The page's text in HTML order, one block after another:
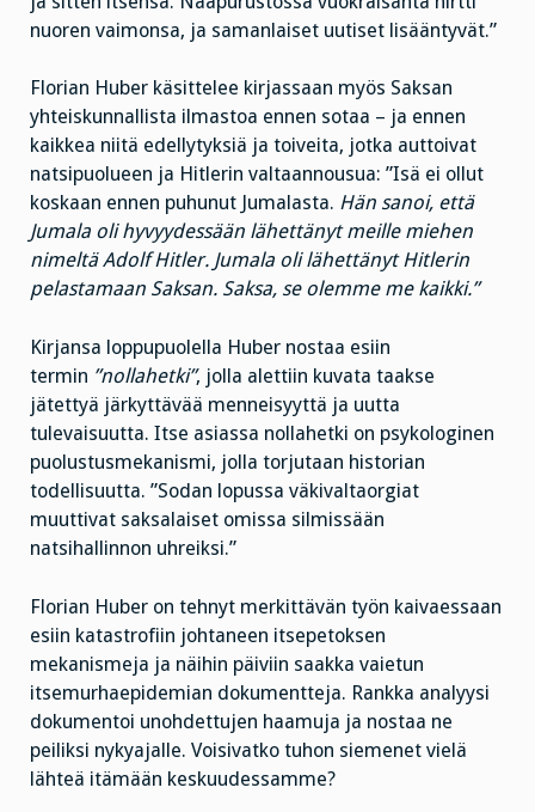
nuoren vaimonsa, ja samanlaiset uutiset lisääntyvät.”
Florian Huber käsittelee kirjassaan myös Saksan
yhteiskunnallista ilmastoa ennen sotaa – ja ennen
kaikkea niitä edellytyksiä ja toiveita, jotka auttoivat
natsipuolueen ja Hitlerin valtaannousua: ”Isä ei ollut
koskaan ennen puhunut Jumalasta. Hän sanoi, että
Jumala oli hyvyydessään lähettänyt meille miehen
nimeltä Adolf Hitler. Jumala oli lähettänyt Hitlerin
pelastamaan Saksan. Saksa, se olemme me kaikki.”
Kirjansa loppupuolella Huber nostaa esiin
termin ”nollahetki”, jolla alettiin kuvata taakse
jätettyä järkyttävää menneisyyttä ja uutta
tulevaisuutta. Itse asiassa nollahetki on psykologinen
puolustusmekanismi, jolla torjutaan historian
todellisuutta. ”Sodan lopussa väkivaltaorgiat
muuttivat saksalaiset omissa silmissään
natsihallinnon uhreiksi.”
Florian Huber on tehnyt merkittävän työn kaivaessaan
esiin katastrofiin johtaneen itsepetoksen
mekanismeja ja näihin päiviin saakka vaietun
itsemurhaepidemian dokumentteja. Rankka analyysi
dokumentoi unohdettujen haamuja ja nostaa ne
peiliksi nykyajalle. Voisivatko tuhon siemenet vielä
lähteä itämään keskuudessamme?